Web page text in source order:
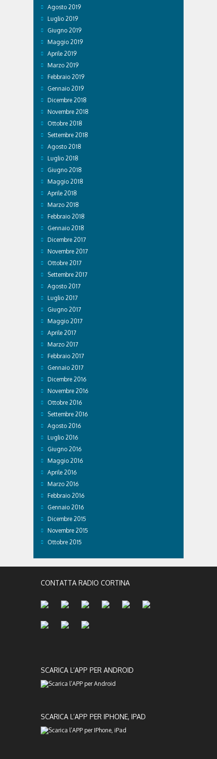
Agosto 2019
Luglio 2019
Giugno 2019
Maggio 2019
Aprile 2019
Marzo 2019
Febbraio 2019
Gennaio 2019
Dicembre 2018
Novembre 2018
Ottobre 2018
Settembre 2018
Agosto 2018
Luglio 2018
Giugno 2018
Maggio 2018
Aprile 2018
Marzo 2018
Febbraio 2018
Gennaio 2018
Dicembre 2017
Novembre 2017
Ottobre 2017
Settembre 2017
Agosto 2017
Luglio 2017
Giugno 2017
Maggio 2017
Aprile 2017
Marzo 2017
Febbraio 2017
Gennaio 2017
Dicembre 2016
Novembre 2016
Ottobre 2016
Settembre 2016
Agosto 2016
Luglio 2016
Giugno 2016
Maggio 2016
Aprile 2016
Marzo 2016
Febbraio 2016
Gennaio 2016
Dicembre 2015
Novembre 2015
Ottobre 2015
CONTATTA RADIO CORTINA
SCARICA L’APP PER ANDROID
SCARICA L’APP PER IPHONE, IPAD